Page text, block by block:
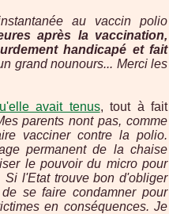
au vaccin polio
après la vaccination,
handicapé et fait
grand nounours... Merci les
avait tenus, tout à fait
parents nont pas, comme
vacciner contre la polio.
permanent de la chaise
le pouvoir du micro pour
Si l'Etat trouve bon d'obliger
se faire condamner pour
en conséquences. Je